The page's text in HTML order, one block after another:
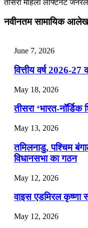
July 25, 2026
📝 डेली करेंट
July 22, 2026
📝 डेली करेंट
July 19, 2026
📝 डेली करेंट
तीसरी महिला लेफ्टिनेंट जनरल
नवीनतम सामायिक
June 7, 2026
वित्तीय वर्ष 2026-27
May 18, 2026
तीसरा ‘भारत-
May 13, 2026
तमिलनाडु, पश्चिम
विधानसभा का गठन
May 12, 2026
वाइस एडमिरल कृष्णा
May 12, 2026